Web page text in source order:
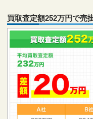
買取査定額252万円で売